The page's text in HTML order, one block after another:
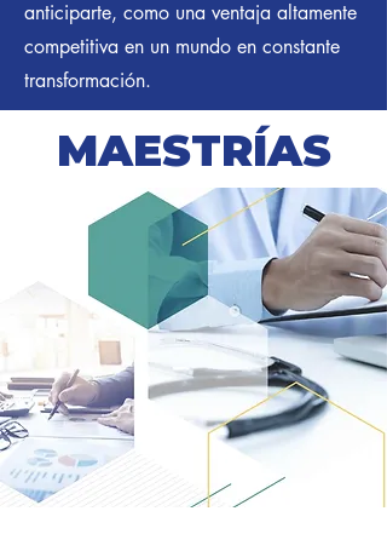
anticiparte, como una ventaja altamente
competitiva en un mundo en constante
transformación.
MAESTRÍAS